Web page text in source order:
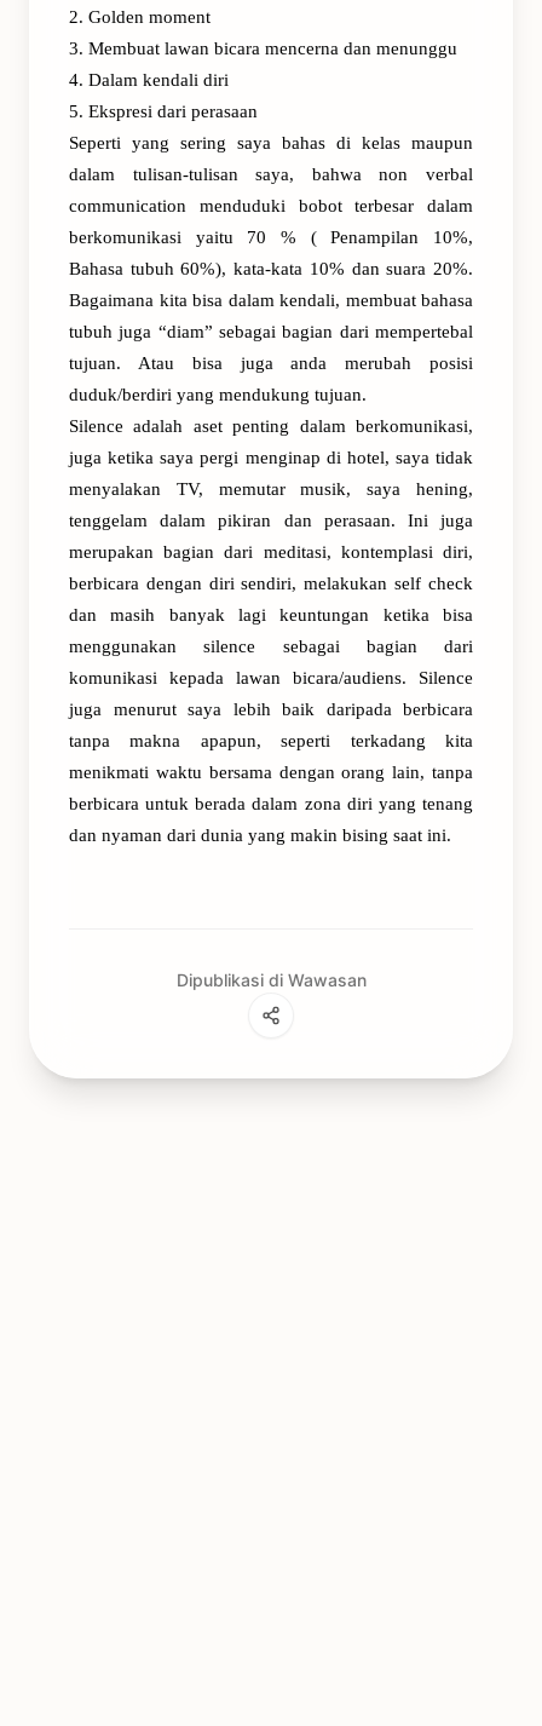
2. Golden moment
3. Membuat lawan bicara mencerna dan menunggu
4. Dalam kendali diri
5. Ekspresi dari perasaan
Seperti yang sering saya bahas di kelas maupun
dalam tulisan-tulisan saya, bahwa non verbal
communication menduduki bobot terbesar dalam
berkomunikasi yaitu 70 % ( Penampilan 10%,
Bahasa tubuh 60%), kata-kata 10% dan suara 20%.
Bagaimana kita bisa dalam kendali, membuat bahasa
tubuh juga “diam” sebagai bagian dari mempertebal
tujuan. Atau bisa juga anda merubah posisi
duduk/berdiri yang mendukung tujuan.
Silence adalah aset penting dalam berkomunikasi,
juga ketika saya pergi menginap di hotel, saya tidak
menyalakan TV, memutar musik, saya hening,
tenggelam dalam pikiran dan perasaan. Ini juga
merupakan bagian dari meditasi, kontemplasi diri,
berbicara dengan diri sendiri, melakukan self check
dan masih banyak lagi keuntungan ketika bisa
menggunakan silence sebagai bagian dari
komunikasi kepada lawan bicara/audiens. Silence
juga menurut saya lebih baik daripada berbicara
tanpa makna apapun, seperti terkadang kita
menikmati waktu bersama dengan orang lain, tanpa
berbicara untuk berada dalam zona diri yang tenang
dan nyaman dari dunia yang makin bising saat ini.
Dipublikasi di Wawasan